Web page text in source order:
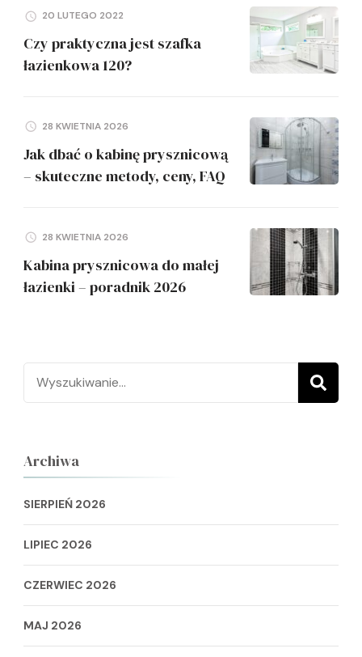
20 LUTEGO 2022
Czy praktyczna jest szafka
łazienkowa 120?
28 KWIETNIA 2026
Jak dbać o kabinę prysznicową
– skuteczne metody, ceny, FAQ
28 KWIETNIA 2026
Kabina prysznicowa do małej
łazienki – poradnik 2026
Szukaj:
Archiwa
SIERPIEŃ 2026
LIPIEC 2026
CZERWIEC 2026
MAJ 2026